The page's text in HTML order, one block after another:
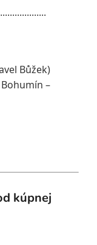
Bůžek)
–
kúpnej